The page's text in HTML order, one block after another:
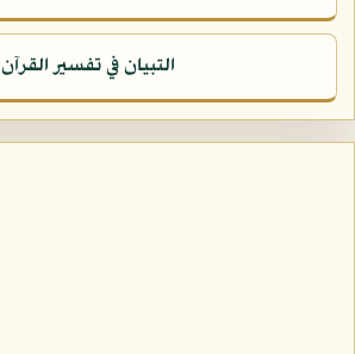
التبيان في تفسير القرآن